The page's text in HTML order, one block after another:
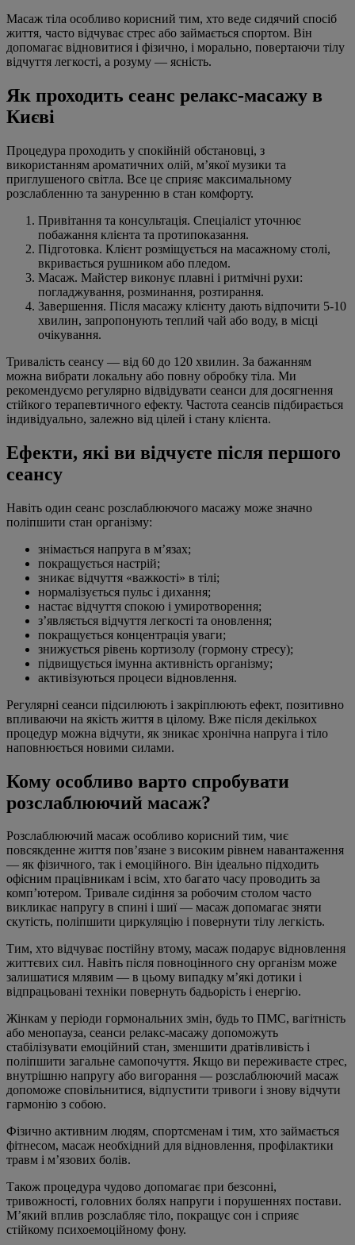
Масаж тіла особливо корисний тим, хто веде сидячий спосіб
життя, часто відчуває стрес або займається спортом. Він
допомагає відновитися і фізично, і морально, повертаючи тілу
відчуття легкості, а розуму — ясність.
Як проходить сеанс релакс-масажу в
Києві
Процедура проходить у спокійній обстановці, з
використанням ароматичних олій, м’якої музики та
приглушеного світла. Все це сприяє максимальному
розслабленню та зануренню в стан комфорту.
Привітання та консультація. Спеціаліст уточнює
побажання клієнта та протипоказання.
Підготовка. Клієнт розміщується на масажному столі,
вкривається рушником або пледом.
Масаж. Майстер виконує плавні і ритмічні рухи:
погладжування, розминання, розтирання.
Завершення. Після масажу клієнту дають відпочити 5-10
хвилин, запропонують теплий чай або воду, в місці
очікування.
Тривалість сеансу — від 60 до 120 хвилин. За бажанням
можна вибрати локальну або повну обробку тіла. Ми
рекомендуємо регулярно відвідувати сеанси для досягнення
стійкого терапевтичного ефекту. Частота сеансів підбирається
індивідуально, залежно від цілей і стану клієнта.
Ефекти, які ви відчуєте після першого
сеансу
Навіть один сеанс розслаблюючого масажу може значно
поліпшити стан організму:
знімається напруга в м’язах;
покращується настрій;
зникає відчуття «важкості» в тілі;
нормалізується пульс і дихання;
настає відчуття спокою і умиротворення;
з’являється відчуття легкості та оновлення;
покращується концентрація уваги;
знижується рівень кортизолу (гормону стресу);
підвищується імунна активність організму;
активізуються процеси відновлення.
Регулярні сеанси підсилюють і закріплюють ефект, позитивно
впливаючи на якість життя в цілому. Вже після декількох
процедур можна відчути, як зникає хронічна напруга і тіло
наповнюється новими силами.
Кому особливо варто спробувати
розслаблюючий масаж?
Розслаблюючий масаж особливо корисний тим, чиє
повсякденне життя пов’язане з високим рівнем навантаження
— як фізичного, так і емоційного. Він ідеально підходить
офісним працівникам і всім, хто багато часу проводить за
комп’ютером. Тривале сидіння за робочим столом часто
викликає напругу в спині і шиї — масаж допомагає зняти
скутість, поліпшити циркуляцію і повернути тілу легкість.
Тим, хто відчуває постійну втому, масаж подарує відновлення
життєвих сил. Навіть після повноцінного сну організм може
залишатися млявим — в цьому випадку м’які дотики і
відпрацьовані техніки повернуть бадьорість і енергію.
Жінкам у періоди гормональних змін, будь то ПМС, вагітність
або менопауза, сеанси релакс-масажу допоможуть
стабілізувати емоційний стан, зменшити дратівливість і
поліпшити загальне самопочуття. Якщо ви переживаєте стрес,
внутрішню напругу або вигорання — розслаблюючий масаж
допоможе сповільнитися, відпустити тривоги і знову відчути
гармонію з собою.
Фізично активним людям, спортсменам і тим, хто займається
фітнесом, масаж необхідний для відновлення, профілактики
травм і м’язових болів.
Також процедура чудово допомагає при безсонні,
тривожності, головних болях напруги і порушеннях постави.
М’який вплив розслабляє тіло, покращує сон і сприяє
стійкому психоемоційному фону.